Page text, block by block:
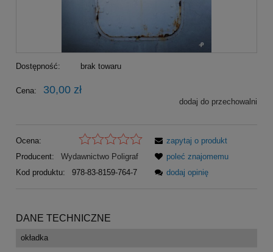
Dostępność: brak towaru
Cena: 30,00 zł
dodaj do przechowalni
Ocena:
Producent:
Wydawnictwo Poligraf
Kod produktu:
978-83-8159-764-7
zapytaj o produkt
poleć znajomemu
dodaj opinię
DANE TECHNICZNE
okładka